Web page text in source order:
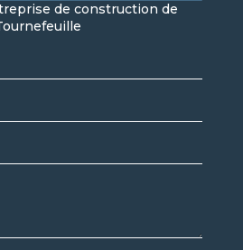
de construction de